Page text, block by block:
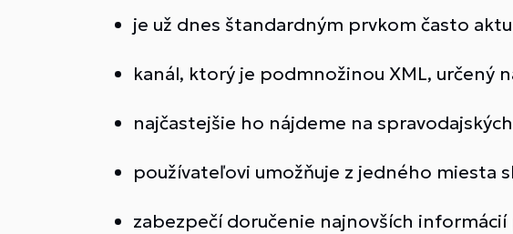
je už dnes štandardným prvkom často
kanál, ktorý je podmnožinou XML, určený
najčastejšie ho nájdeme na
používateľovi umožňuje z jedného miesta
zabezpečí doručenie najnovších